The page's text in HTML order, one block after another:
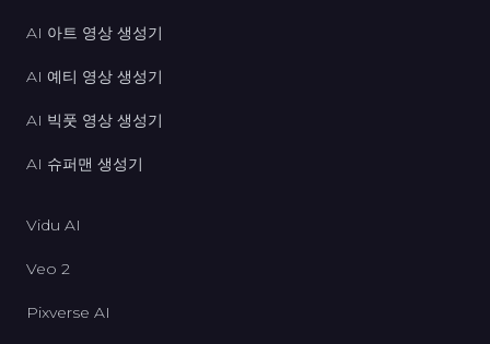
AI 아트 영상 생성기
AI 예티 영상 생성기
AI 빅풋 영상 생성기
AI 슈퍼맨 생성기
Vidu AI
Veo 2
Pixverse AI